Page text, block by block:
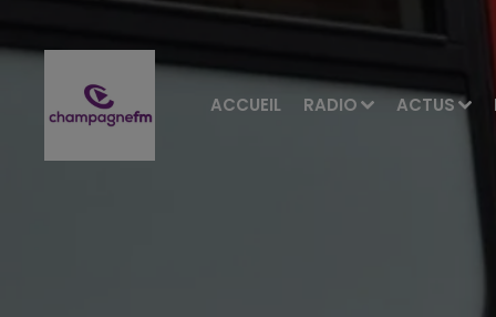
ACCUEIL RADIO ACTUS